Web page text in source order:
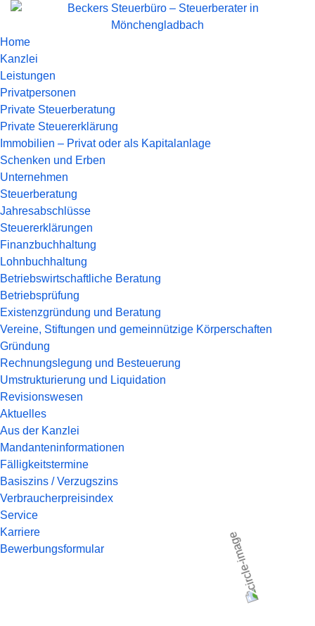
Home
Kanzlei
Leistungen
Privatpersonen
Private Steuerberatung
Private Steuererklärung
Immobilien – Privat oder als Kapitalanlage
Schenken und Erben
Unternehmen
Steuerberatung
Jahresabschlüsse
Steuererklärungen
Finanzbuchhaltung
Lohnbuchhaltung
Betriebswirtschaftliche Beratung
Betriebsprüfung
Existenzgründung und Beratung
Vereine, Stiftungen und gemeinnützige Körperschaften
Gründung
Rechnungslegung und Besteuerung
Umstrukturierung und Liquidation
Revisionswesen
Aktuelles
Aus der Kanzlei
Mandanteninformationen
Fälligkeitstermine
Basiszins / Verzugszins
Verbraucherpreisindex
Service
Karriere
Bewerbungsformular